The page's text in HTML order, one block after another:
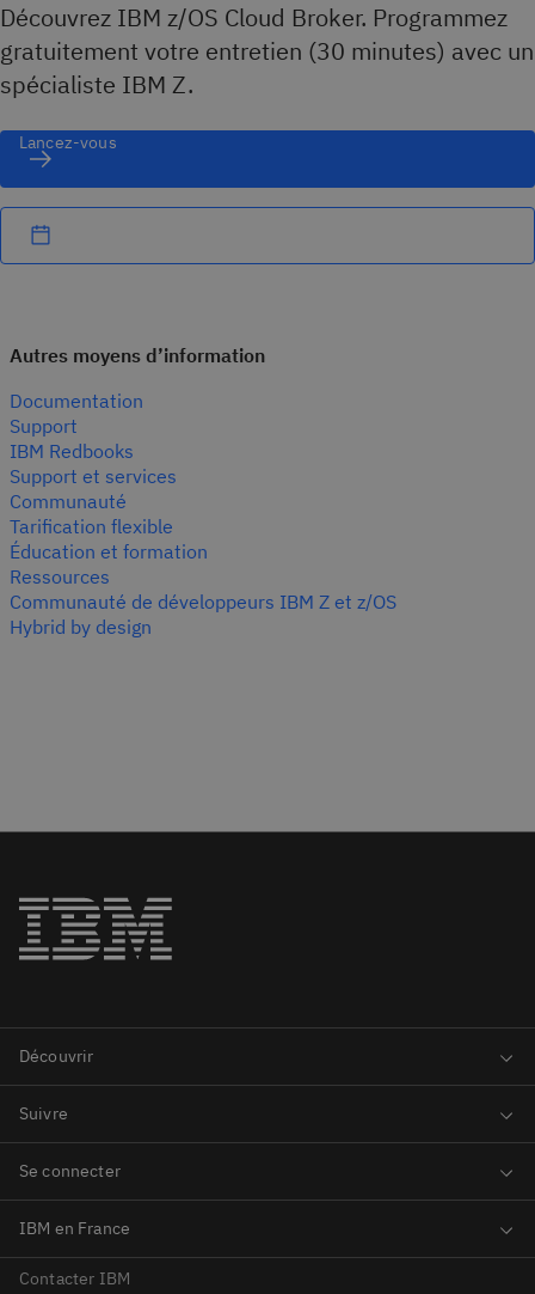
Découvrez IBM z/OS Cloud Broker. Programmez
gratuitement votre entretien (30 minutes) avec un
spécialiste IBM Z.
Lancez-vous
Autres moyens d’information
Documentation
Support
IBM Redbooks
Support et services
Communauté
Tarification flexible
Éducation et formation
Ressources
Communauté de développeurs IBM Z et z/OS
Hybrid by design
Contacter IBM